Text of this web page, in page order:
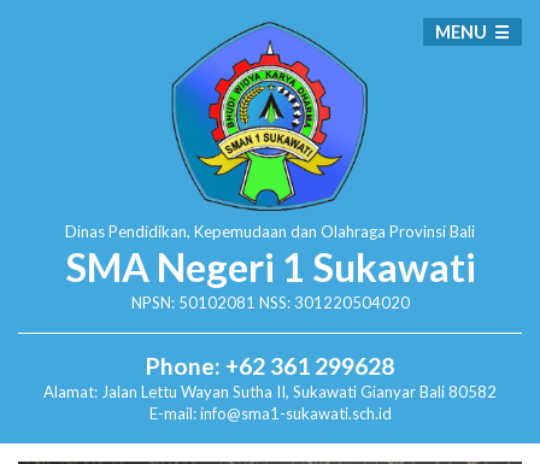
Dinas Pendidikan, Kepemudaan dan Olahraga Provinsi Bali
SMA Negeri 1 Sukawati
NPSN: 50102081 NSS: 301220504020
Phone: +62 361 299628
Alamat: Jalan Lettu Wayan Sutha II, SukawatiGianyar Bali 80582
E-mail: info@sma1-sukawati.sch.id
MENU